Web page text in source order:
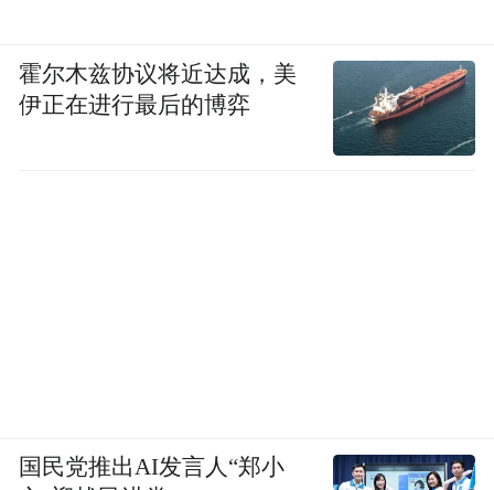
霍尔木兹协议将近达成，美
伊正在进行最后的博弈
国民党推出AI发言人“郑小